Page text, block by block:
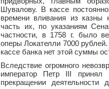
Шувалову. В кассе
времени вливания из
часть их, по указаниям
частности, в 1758 г. было
оперы Локателли 7000
кассе банка нет этой суммы
Вследствие огромного
император Петр III
прекращении